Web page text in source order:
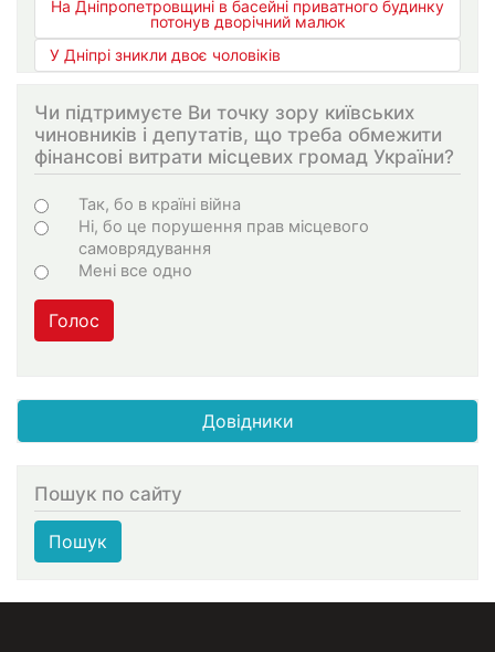
На Дніпропетровщині в басейні приватного будинку
потонув дворічний малюк
У Дніпрі зникли двоє чоловіків
Чи підтримуєте Ви точку зору київських
чиновників і депутатів, що треба обмежити
фінансові витрати місцевих громад України?
Варіанти
Так, бо в країні війна
Ні, бо це порушення прав місцевого
самоврядування
Мені все одно
Голос
Довідники
Пошук по сайту
Пошук